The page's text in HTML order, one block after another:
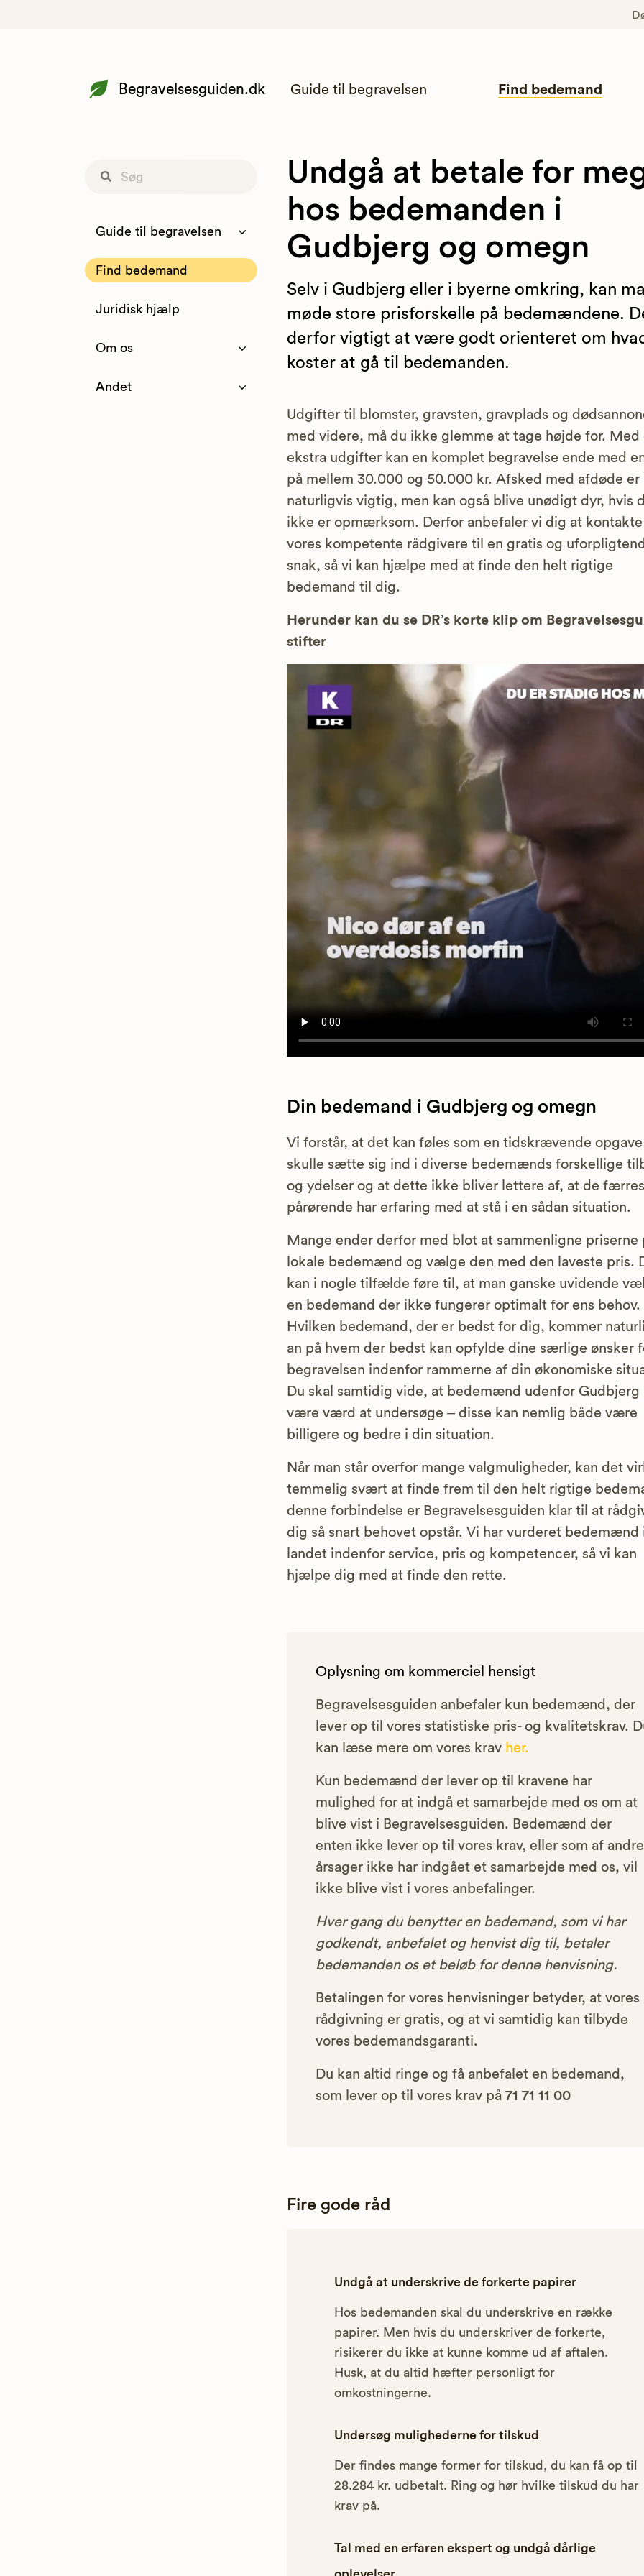
Begravelsesguiden.dk Guide til begravelsen Find bedemand
Guide til begravelsen
Find bedemand
Juridisk hjælp
Om os
Andet
Undgå at betale for
hos bedemanden i
Gudbjerg og omegn
Selv i Gudbjerg eller i byerne omkring, kan
møde store prisforskelle på bedemændene.
derfor vigtigt at være godt orienteret om
koster at gå til bedemanden.
Udgifter til blomster, gravsten, gravplads og
med videre, må du ikke glemme at tage højde for. Med
ekstra udgifter kan en komplet begravelse ende med
på mellem 30.000 og 50.000 kr. Afsked med afdøde er
naturligvis vigtig, men kan også blive unødigt dyr, hvis
ikke er opmærksom. Derfor anbefaler vi dig at
vores kompetente rådgivere til en gratis og
snak, så vi kan hjælpe med at finde den helt rigtige
bedemand til dig.
Herunder kan du se DR’s korte klip om
stifter
Din bedemand i Gudbjerg og omegn
Vi forstår, at det kan føles som en tidskrævende
skulle sætte sig ind i diverse bedemænds forskellige
og ydelser og at dette ikke bliver lettere af, at de
pårørende har erfaring med at stå i en sådan situation.
Mange ender derfor med blot at sammenligne priserne
lokale bedemænd og vælge den med den laveste pris.
kan i nogle tilfælde føre til, at man ganske uvidende
en bedemand der ikke fungerer optimalt for ens behov.
Hvilken bedemand, der er bedst for dig, kommer
an på hvem der bedst kan opfylde dine særlige ønsker
begravelsen indenfor rammerne af din økonomiske
Du skal samtidig vide, at bedemænd udenfor Gudbjerg
være værd at undersøge – disse kan nemlig både være
billigere og bedre i din situation.
Når man står overfor mange valgmuligheder, kan det
temmelig svært at finde frem til den helt rigtige
denne forbindelse er Begravelsesguiden klar til at
dig så snart behovet opstår. Vi har vurderet bedemænd
landet indenfor service, pris og kompetencer, så vi kan
hjælpe dig med at finde den rette.
Oplysning om kommerciel hensigt
Begravelsesguiden anbefaler kun bedemænd, der
lever op til vores statistiske pris- og kvalitetskrav.
kan læse mere om vores krav her.
Kun bedemænd der lever op til kravene har
mulighed for at indgå et samarbejde med os om at
blive vist i Begravelsesguiden. Bedemænd der
enten ikke lever op til vores krav, eller som af andre
årsager ikke har indgået et samarbejde med os, vil
ikke blive vist i vores anbefalinger.
Hver gang du benytter en bedemand, som vi har
godkendt, anbefalet og henvist dig til, betaler
bedemanden os et beløb for denne henvisning.
Betalingen for vores henvisninger betyder, at vores
rådgivning er gratis, og at vi samtidig kan tilbyde
vores bedemandsgaranti.
Du kan altid ringe og få anbefalet en bedemand,
som lever op til vores krav på 71 71 11 00
Fire gode råd
Undgå at underskrive de forkerte papirer
Hos bedemanden skal du underskrive en række
papirer. Men hvis du underskriver de forkerte,
risikerer du ikke at kunne komme ud af aftalen.
Husk, at du altid hæfter personligt for
omkostningerne.
Undersøg mulighederne for tilskud
Der findes mange former for tilskud, du kan få op til
28.284 kr. udbetalt. Ring og hør hvilke tilskud du har
krav på.
Tal med en erfaren ekspert og undgå dårlige